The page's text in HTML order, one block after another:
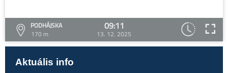
PODHÁJSKA
170 m
09:11
13. 12. 2025
Aktuális info